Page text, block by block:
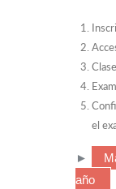
el
►
año